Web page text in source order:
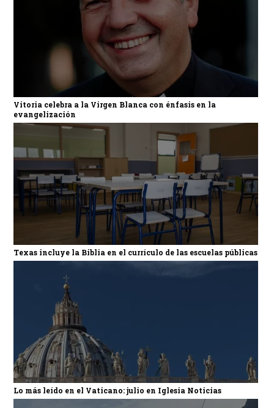
Vitoria celebra a la Virgen Blanca con énfasis en la
evangelización
Texas incluye la Biblia en el currículo de las escuelas públicas
Lo más leído en el Vaticano: julio en Iglesia Noticias